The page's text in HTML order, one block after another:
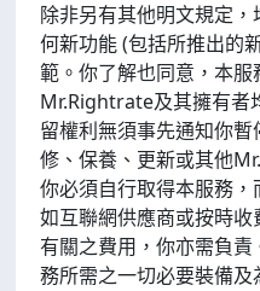
除非另有其他明文規定
何新功能 (包括所推出的
範。你了解也同意，本服
Mr.Rightrate及其擁有者
留權利無須事先通知你
修、保養、更新或其他
你必須自行取得本服務
如互聯網供應商或按時
有關之費用，你亦需負
務所需之一切必要裝備及